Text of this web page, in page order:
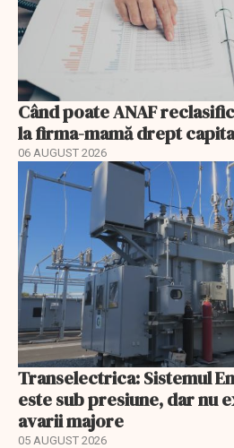
Când poate ANAF
la firma-mamă drept
06 AUGUST 2026
Transelectrica: Sistemul
este sub presiune, dar nu
avarii majore
05 AUGUST 2026